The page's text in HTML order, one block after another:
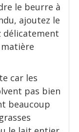
le beurre à
ajoutez le
délicatement
matière
car les
pas bien
beaucoup